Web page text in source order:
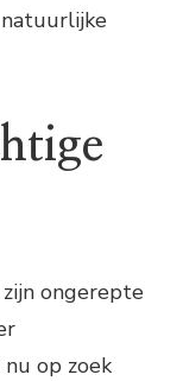
natuurlijke
ongerepte
op zoek